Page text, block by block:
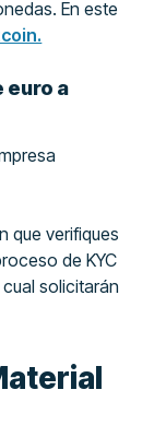
En este
euro a
que verifiques
de KYC
solicitarán